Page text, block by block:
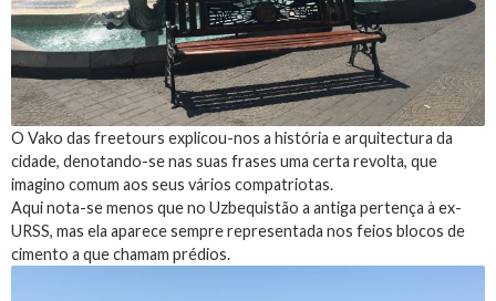
O Vako das freetours explicou-nos a história e arquitectura da
cidade, denotando-se nas suas frases uma certa revolta, que
imagino comum aos seus vários compatriotas.
Aqui nota-se menos que no Uzbequistão a antiga pertença à ex-
URSS, mas ela aparece sempre representada nos feios blocos de
cimento a que chamam prédios.